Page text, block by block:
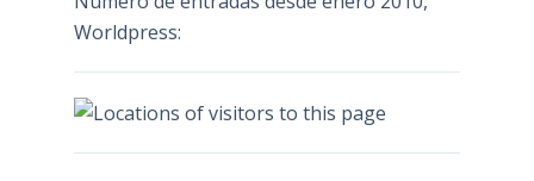
Worldpress: